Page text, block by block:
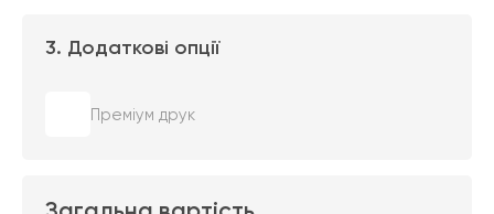
3. Додаткові опції
Преміум друк